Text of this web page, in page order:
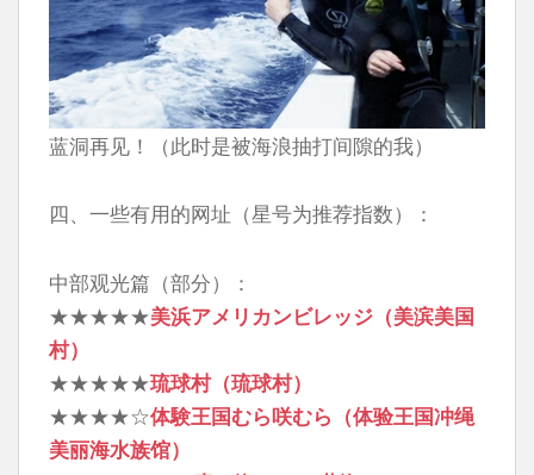
蓝洞再见！（此时是被海浪抽打间隙的我）
四、一些有用的网址（星号为推荐指数）：
中部观光篇（部分）：
★★★★★美浜アメリカンビレッジ（美滨美国
村）
★★★★★琉球村（琉球村）
★★★★☆体験王国むら咲むら（体验王国冲绳
美丽海水族馆）